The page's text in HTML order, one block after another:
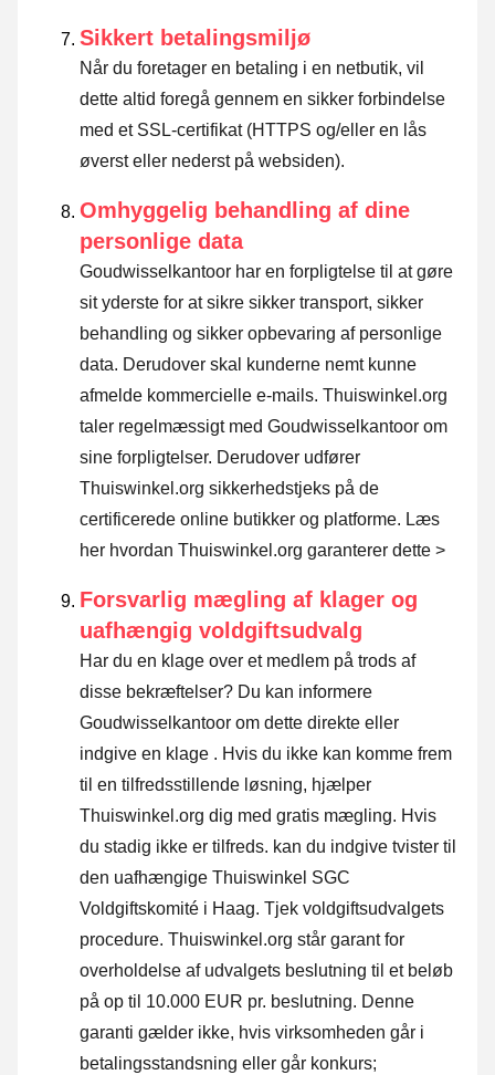
Sikkert betalingsmiljø
Når du foretager en betaling i en netbutik, vil
dette altid foregå gennem en sikker forbindelse
med et SSL-certifikat (HTTPS og/eller en lås
øverst eller nederst på websiden).
Omhyggelig behandling af dine
personlige data
Goudwisselkantoor har en forpligtelse til at gøre
sit yderste for at sikre sikker transport, sikker
behandling og sikker opbevaring af personlige
data. Derudover skal kunderne nemt kunne
afmelde kommercielle e-mails. Thuiswinkel.org
taler regelmæssigt med Goudwisselkantoor om
sine forpligtelser. Derudover udfører
Thuiswinkel.org sikkerhedstjeks på de
certificerede online butikker og platforme. Læs
her hvordan Thuiswinkel.org garanterer dette >
Forsvarlig mægling af klager og
uafhængig voldgiftsudvalg
Har du en klage over et medlem på trods af
disse bekræftelser? Du kan informere
Goudwisselkantoor om dette direkte eller
indgive en klage . Hvis du ikke kan komme frem
til en tilfredsstillende løsning, hjælper
Thuiswinkel.org dig med gratis mægling. Hvis
du stadig ikke er tilfreds. kan du indgive tvister til
den uafhængige Thuiswinkel SGC
Voldgiftskomité i Haag. Tjek voldgiftsudvalgets
procedure. Thuiswinkel.org står garant for
overholdelse af udvalgets beslutning til et beløb
på op til 10.000 EUR pr. beslutning. Denne
garanti gælder ikke, hvis virksomheden går i
betalingsstandsning eller går konkurs;